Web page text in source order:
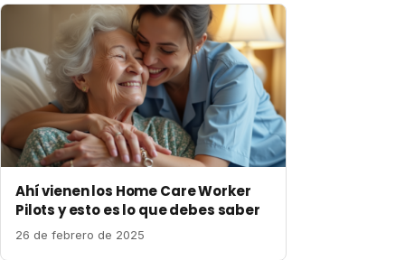
Ahí vienen los Home Care Worker
Pilots y esto es lo que debes saber
26 de febrero de 2025